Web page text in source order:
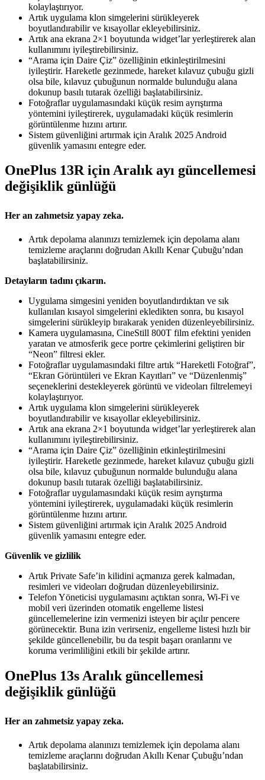
kolaylaştırıyor.
Artık uygulama klon simgelerini sürükleyerek
boyutlandırabilir ve kısayollar ekleyebilirsiniz.
Artık ana ekrana 2×1 boyutunda widget’lar yerleştirerek alan
kullanımını iyileştirebilirsiniz.
“Arama için Daire Çiz” özelliğinin etkinleştirilmesini
iyileştirir. Hareketle gezinmede, hareket kılavuz çubuğu gizli
olsa bile, kılavuz çubuğunun normalde bulunduğu alana
dokunup basılı tutarak özelliği başlatabilirsiniz.
Fotoğraflar uygulamasındaki küçük resim ayrıştırma
yöntemini iyileştirerek, uygulamadaki küçük resimlerin
görüntülenme hızını artırır.
Sistem güvenliğini artırmak için Aralık 2025 Android
güvenlik yamasını entegre eder.
OnePlus 13R için Aralık ayı güncellemesi
değişiklik günlüğü
Her an zahmetsiz yapay zeka.
Artık depolama alanınızı temizlemek için depolama alanı
temizleme araçlarını doğrudan Akıllı Kenar Çubuğu’ndan
başlatabilirsiniz.
Detayların tadını çıkarın.
Uygulama simgesini yeniden boyutlandırdıktan ve sık
kullanılan kısayol simgelerini ekledikten sonra, bu kısayol
simgelerini sürükleyip bırakarak yeniden düzenleyebilirsiniz.
Kamera uygulamasına, CineStill 800T film efektini yeniden
yaratan ve atmosferik gece portre çekimlerini geliştiren bir
“Neon” filtresi ekler.
Fotoğraflar uygulamasındaki filtre artık “Hareketli Fotoğraf”,
“Ekran Görüntüleri ve Ekran Kayıtları” ve “Düzenlenmiş”
seçeneklerini destekleyerek görüntü ve videoları filtrelemeyi
kolaylaştırıyor.
Artık uygulama klon simgelerini sürükleyerek
boyutlandırabilir ve kısayollar ekleyebilirsiniz.
Artık ana ekrana 2×1 boyutunda widget’lar yerleştirerek alan
kullanımını iyileştirebilirsiniz.
“Arama için Daire Çiz” özelliğinin etkinleştirilmesini
iyileştirir. Hareketle gezinmede, hareket kılavuz çubuğu gizli
olsa bile, kılavuz çubuğunun normalde bulunduğu alana
dokunup basılı tutarak özelliği başlatabilirsiniz.
Fotoğraflar uygulamasındaki küçük resim ayrıştırma
yöntemini iyileştirerek, uygulamadaki küçük resimlerin
görüntülenme hızını artırır.
Sistem güvenliğini artırmak için Aralık 2025 Android
güvenlik yamasını entegre eder.
Güvenlik ve gizlilik
Artık Private Safe’in kilidini açmanıza gerek kalmadan,
resimleri ve videoları doğrudan düzenleyebilirsiniz.
Telefon Yöneticisi uygulamasını açtıktan sonra, Wi-Fi ve
mobil veri üzerinden otomatik engelleme listesi
güncellemelerine izin vermenizi isteyen bir açılır pencere
görünecektir. Buna izin verirseniz, engelleme listesi hızlı bir
şekilde güncellenebilir, bu da tespit başarı oranlarını ve
koruma verimliliğini etkili bir şekilde artırır.
OnePlus 13s Aralık güncellemesi
değişiklik günlüğü
Her an zahmetsiz yapay zeka.
Artık depolama alanınızı temizlemek için depolama alanı
temizleme araçlarını doğrudan Akıllı Kenar Çubuğu’ndan
başlatabilirsiniz.